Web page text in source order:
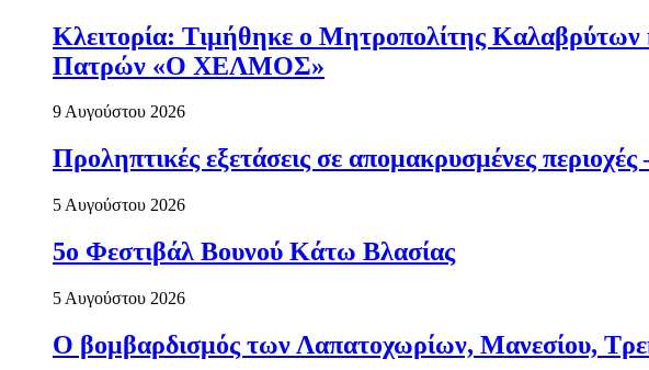
Κλειτορία: Τιμήθηκε ο Μητροπολίτης Καλαβρύτων
Πατρών «Ο ΧΕΛΜΟΣ»
9 Αυγούστου 2026
Προληπτικές εξετάσεις σε απομακρυσμένες
5 Αυγούστου 2026
5ο Φεστιβάλ Βουνού Κάτω Βλασίας
5 Αυγούστου 2026
Ο βομβαρδισμός των Λαπατοχωρίων, Μανεσίου,